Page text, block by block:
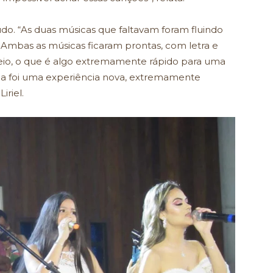
“As duas músicas que faltavam foram fluindo
as músicas ficaram prontas, com letra e
o que é algo extremamente rápido para uma
foi uma experiência nova, extremamente